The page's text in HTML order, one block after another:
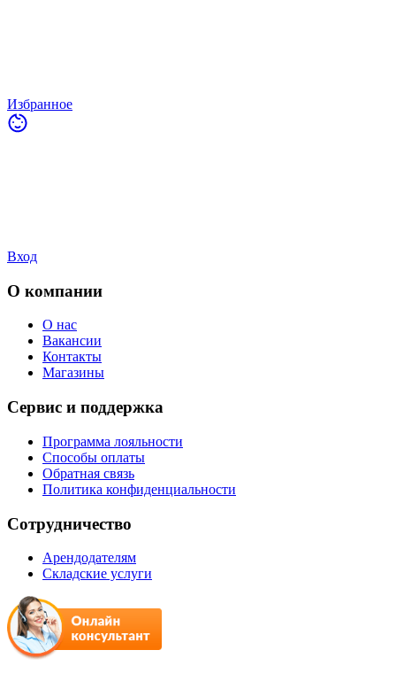
Избранное
Вход
О компании
О нас
Вакансии
Контакты
Магазины
Сервис и поддержка
Программа лояльности
Способы оплаты
Обратная связь
Политика конфиденциальности
Сотрудничество
Арендодателям
Складские услуги